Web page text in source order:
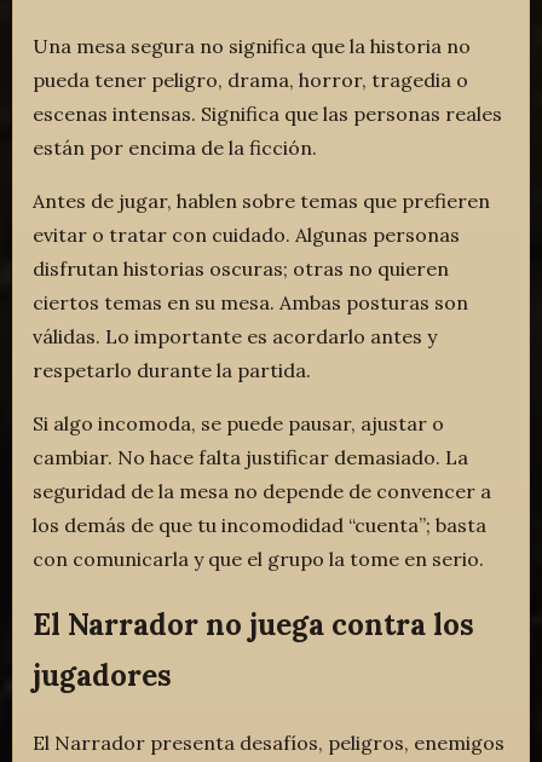
Una mesa segura no significa que la historia no
pueda tener peligro, drama, horror, tragedia o
escenas intensas. Significa que las personas reales
están por encima de la ficción.
Antes de jugar, hablen sobre temas que prefieren
evitar o tratar con cuidado. Algunas personas
disfrutan historias oscuras; otras no quieren
ciertos temas en su mesa. Ambas posturas son
válidas. Lo importante es acordarlo antes y
respetarlo durante la partida.
Si algo incomoda, se puede pausar, ajustar o
cambiar. No hace falta justificar demasiado. La
seguridad de la mesa no depende de convencer a
los demás de que tu incomodidad “cuenta”; basta
con comunicarla y que el grupo la tome en serio.
El Narrador no juega contra los
jugadores
El Narrador presenta desafíos, peligros, enemigos